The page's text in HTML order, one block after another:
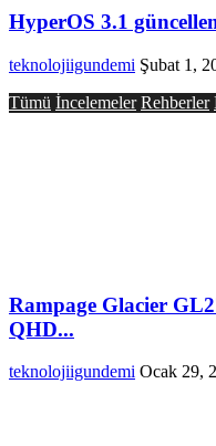
HyperOS 3.1
teknolojiigundemi Şubat 1,
Tümü İncelemeler Rehberler
Rampage Glacier
QHD...
teknolojiigundemi Ocak 29,